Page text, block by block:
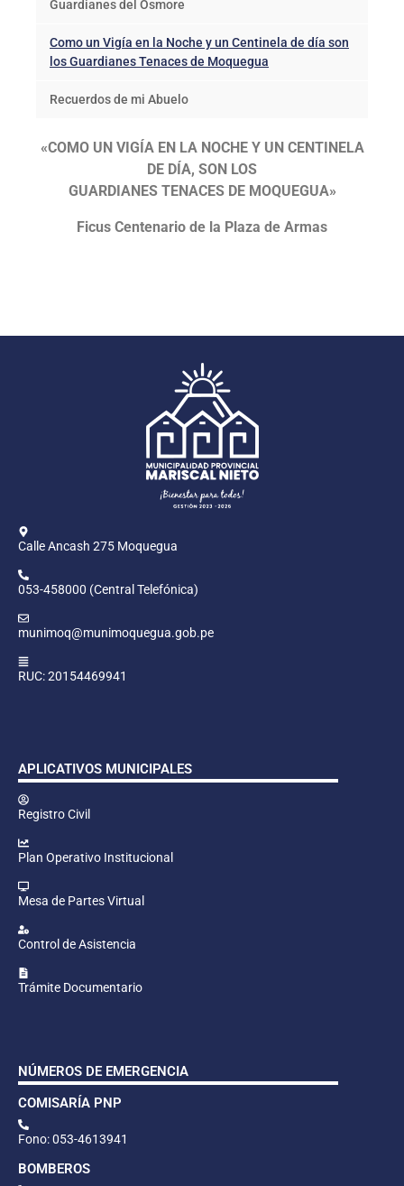
Guardianes del Osmore
Como un Vigía en la Noche y un Centinela de día son
los Guardianes Tenaces de Moquegua
Recuerdos de mi Abuelo
«COMO UN VIGÍA EN LA NOCHE Y UN CENTINELA
DE DÍA, SON LOS
GUARDIANES TENACES DE MOQUEGUA»​
Ficus Centenario de la Plaza de Armas
Calle Ancash 275 Moquegua
053-458000 (Central Telefónica)
munimoq@munimoquegua.gob.pe
RUC: 20154469941
APLICATIVOS MUNICIPALES
Registro Civil
Plan Operativo Institucional
Mesa de Partes Virtual
Control de Asistencia
Trámite Documentario
NÚMEROS DE EMERGENCIA
COMISARÍA PNP
Fono: 053-4613941
BOMBEROS